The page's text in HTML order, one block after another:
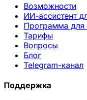
Возможности
ИИ-ассистент
Программа для
Тарифы
Вопросы
Блог
Telegram-канал
Поддержка